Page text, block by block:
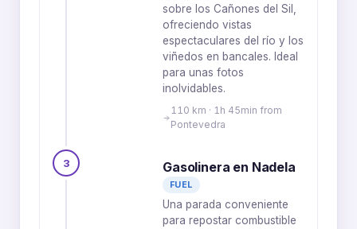
sobre los Cañones del Sil,
ofreciendo vistas
espectaculares del río y los
viñedos en bancales. Ideal
para unas fotos
inolvidables.
110 km · 1h 45min from
Pontevedra
3 Gasolinera en Nadela
FUEL
Una parada conveniente
para repostar combustible